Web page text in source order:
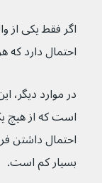
احتمال دارد که
در موارد
احتمال داشتن
بسیار کم است.